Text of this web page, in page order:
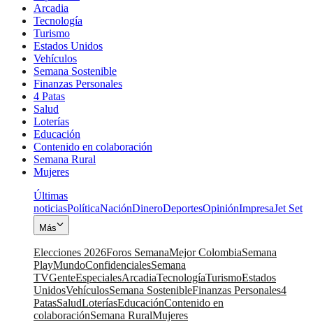
Arcadia
Tecnología
Turismo
Estados Unidos
Vehículos
Semana Sostenible
Finanzas Personales
4 Patas
Salud
Loterías
Educación
Contenido en colaboración
Semana Rural
Mujeres
Últimas
noticiasPolíticaNaciónDineroDeportesOpiniónImpresaJet Set
Más
Elecciones 2026Foros SemanaMejor ColombiaSemana
PlayMundoConfidencialesSemana
TVGenteEspecialesArcadiaTecnologíaTurismoEstados
UnidosVehículosSemana SostenibleFinanzas Personales4
PatasSaludLoteríasEducaciónContenido en
colaboraciónSemana RuralMujeres